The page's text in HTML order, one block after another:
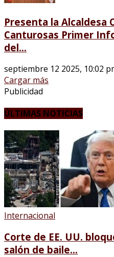
Presenta la Alcaldesa
Canturosas Primer
del...
septiembre 12 2025, 10:02
Cargar más
Publicidad
ÚLTIMAS NOTICIAS
Internacional
Corte de EE. UU.
salón de baile...